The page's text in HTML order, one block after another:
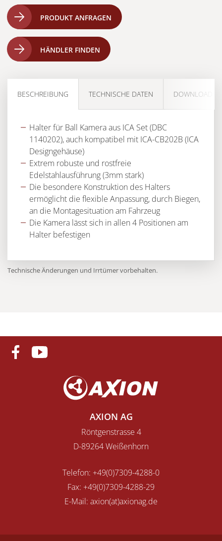
PRODUKT ANFRAGEN
HÄNDLER FINDEN
BESCHREIBUNG TECHNISCHE DATEN DOWNLOADS
Halter für Ball Kamera aus ICA Set (DBC
1140202), auch kompatibel mit ICA-CB202B (ICA
Designgehäuse)
Extrem robuste und rostfreie
Edelstahlausführung (3mm stark)
Die besondere Konstruktion des Halters
ermöglicht die flexible Anpassung, durch Biegen,
an die Montagesituation am Fahrzeug
Die Kamera lässt sich in allen 4 Positionen am
Halter befestigen
Technische Änderungen und Irrtümer vorbehalten.
AXION AG
Röntgenstrasse 4
D-89264 Weißenhorn
Telefon: +49(0)7309-4288-0
Fax: +49(0)7309-4288-29
E-Mail: axion(at)axionag.de